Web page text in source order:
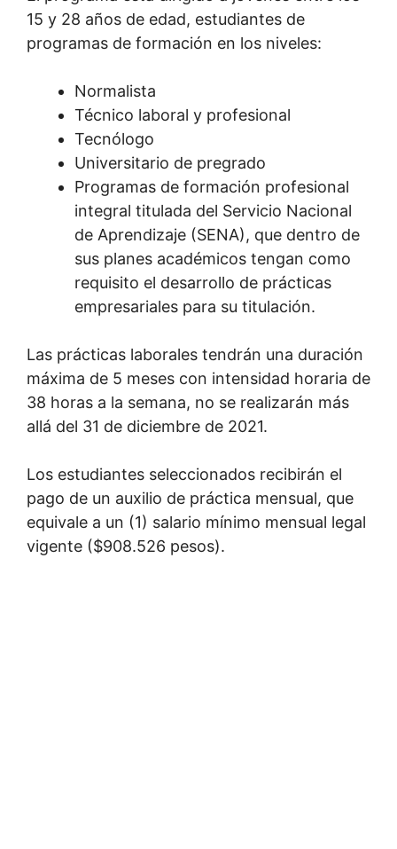
15 y 28 años de edad, estudiantes de
programas de formación en los niveles:
Normalista
Técnico laboral y profesional
Tecnólogo
Universitario de pregrado
Programas de formación profesional
integral titulada del Servicio Nacional
de Aprendizaje (SENA), que dentro de
sus planes académicos tengan como
requisito el desarrollo de prácticas
empresariales para su titulación.
Las prácticas laborales tendrán una duración
máxima de 5 meses con intensidad horaria de
38 horas a la semana, no se realizarán más
allá del 31 de diciembre de 2021.
Los estudiantes seleccionados recibirán el
pago de un auxilio de práctica mensual, que
equivale a un (1) salario mínimo mensual legal
vigente ($908.526 pesos).